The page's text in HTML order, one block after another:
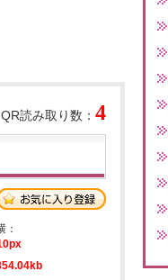
QR読み取り数： 4
：